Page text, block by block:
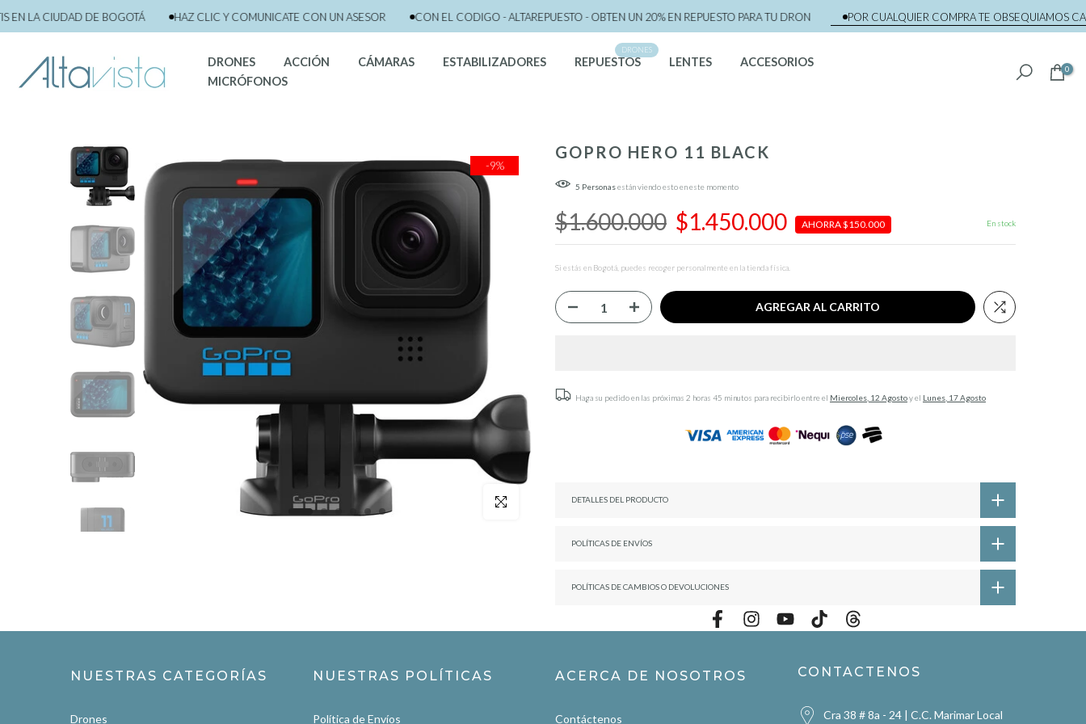
saltar
LA CIUDAD DE BOGOTÁ HAZ CLIC Y COMUNICATE CON UN ASESOR CON EL CODIGO - ALTAREPUESTO - OBTEN UN 20% EN REPUESTO PARA TU DRON POR CUALQUIER COMPRA TE OBSEQUIAMOS
DRONES ACCIÓN CÁMARAS ESTABILIZADORES REPUESTOS
DRONES
LENTES
ACCESORIOS
MICRÓFONOS
0
-9%
Click para agrandar
GOPRO HERO 11 BLACK
5 Personasestán viendo esto en este momento
$1.600.000 $1.450.000 AHORRA $150.000 En stock
Si estás en Bogotá, puedes recoger personalmente en la tienda física.
AGREGAR AL CARRITO
Haga su pedido en las próximas 2 horas 45 minutos para recibirlo entre el Miercoles, 12 Agostoy el Lunes, 17 Agosto
DETALLES DEL PRODUCTO
POLÍTICAS DE ENVÍOS
POLÍTICAS DE CAMBIOS O DEVOLUCIONES
NUESTRAS CATEGORÍAS
Drones
NUESTRAS POLÍTICAS
Política de Envíos
ACERCA DE NOSOTROS
Contáctenos
CONTACTENOS
Cra 38 # 8a - 24 | C.C. Marimar Local